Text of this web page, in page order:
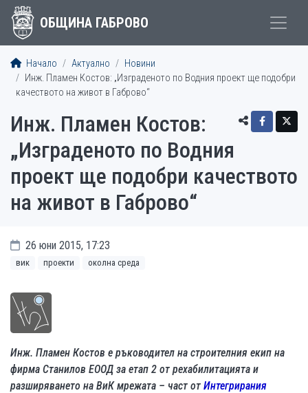
ОБЩИНА ГАБРОВО
Начало Актуално
Новини
Инж. Пламен Костов: „Изграденото по Водния проект ще подобри
качеството на живот в Габрово“
Инж. Пламен Костов:
„Изграденото по Водния
проект ще подобри качеството
на живот в Габрово“
26 юни 2015, 17:23
вик проекти околна среда
Инж. Пламен Костов е ръководител на строителния екип на
фирма Станилов ЕООД за етап 2 от рехабилитацията и
разширяването на ВиК мрежата – част от Интегрирания